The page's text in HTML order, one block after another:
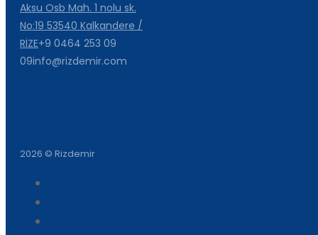
Aksu Osb Mah. 1 nolu sk.
No:19 53540 Kalkandere /
RİZE+9 0464 253 09
09info@rizdemir.com
2026 © Rizdemir